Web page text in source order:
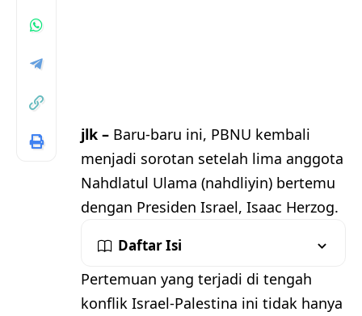
jlk – Baru-baru ini, PBNU kembali
menjadi sorotan setelah lima anggota
Nahdlatul Ulama (nahdliyin) bertemu
dengan Presiden Israel, Isaac Herzog.
Daftar Isi
Pertemuan yang terjadi di tengah
konflik Israel-Palestina ini tidak hanya